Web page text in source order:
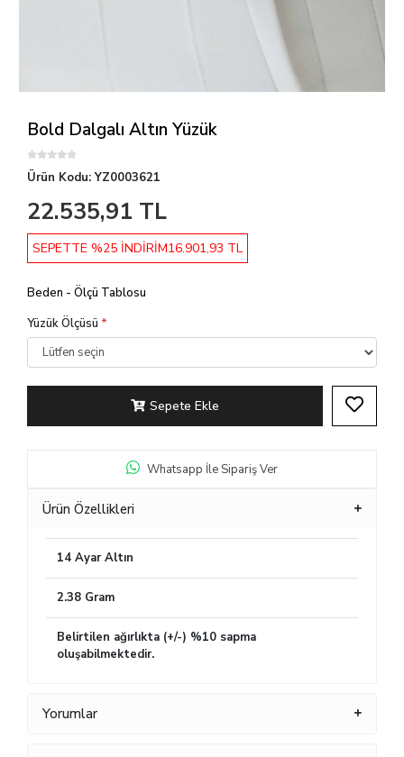
Bold Dalgalı Altın Yüzük
Ürün Kodu:YZ0003621
22.535,91 TL
SEPETTE %25 İNDİRİM16.901,93 TL
Beden - Ölçü Tablosu
Yüzük Ölçüsü *
Sepete Ekle
Whatsapp İle Sipariş Ver
Ürün Özellikleri
14 Ayar Altın
2.38 Gram
Belirtilen ağırlıkta (+/-) %10 sapma
oluşabilmektedir.
Yorumlar